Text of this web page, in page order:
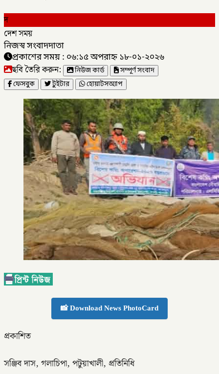
দ
দেশ সময়
নিজস্ব সংবাদদাতা
প্রকাশের সময় : ০৬:১৫ অপরাহ্ন ১৮-০১-২০২৬
ছবি তৈরি করুন: নিউজ কার্ড
সম্পূর্ণ সংবাদ
ফেসবুক
টুইটার হোয়াটসঅ্যাপ
📸 Download News PhotoCard
প্রকাশিত
সঞ্জিব দাস, গলাচিপা, পটুয়াখালী, প্রতিনিধি